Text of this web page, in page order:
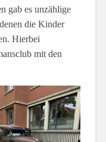
gab es unzählige
die Kinder
Hierbei
mit den